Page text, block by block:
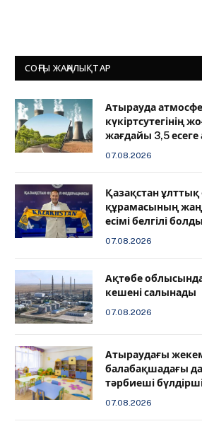
СОҢҒЫ ЖАҢАЛЫҚТАР
Атырауда
күкіртсутегінің
жағдайы 3,5 есеге
07.08.2026
Қазақстан
құрамасының
есімі белгілі болды
07.08.2026
Ақтөбе
кешені салынады
07.08.2026
Атыраудағы
балабақшадағы
тәрбиеші
07.08.2026